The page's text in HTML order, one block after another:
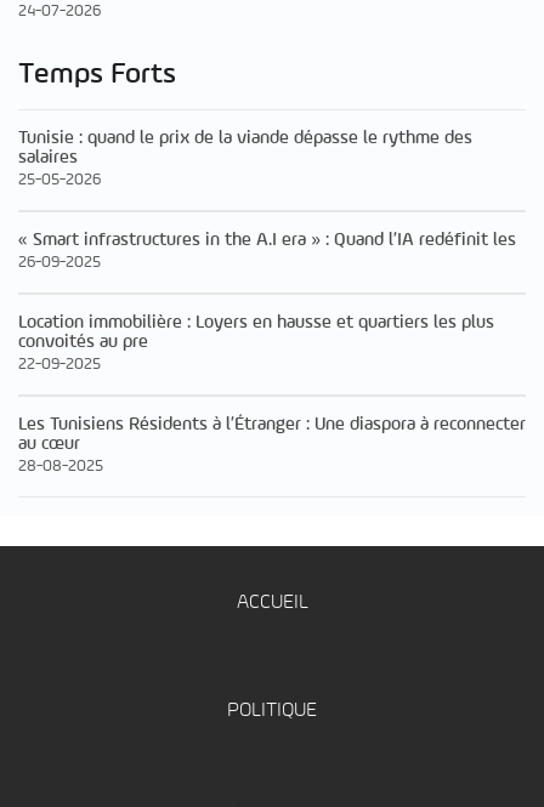
24-07-2026
Temps Forts
Tunisie : quand le prix de la viande dépasse le rythme des
salaires
25-05-2026
« Smart infrastructures in the A.I era » : Quand l’IA redéfinit les
26-09-2025
Location immobilière : Loyers en hausse et quartiers les plus
convoités au pre
22-09-2025
Les Tunisiens Résidents à l’Étranger : Une diaspora à reconnecter
au cœur
28-08-2025
ACCUEIL
POLITIQUE